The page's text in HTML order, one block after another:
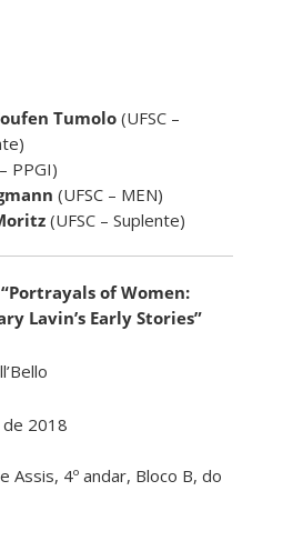
Tumolo(UFSC –
PPGI)
(UFSC – MEN)
(UFSC – Suplente)
“Portrayals of Women:
Lavin’s Early Stories”
2018
Assis, 4º andar, Bloco B, do